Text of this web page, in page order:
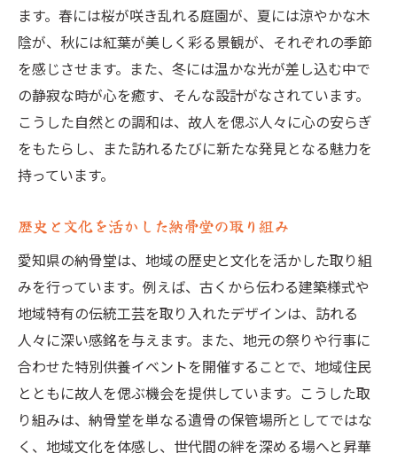
ます。春には桜が咲き乱れる庭園が、夏には涼やかな木
陰が、秋には紅葉が美しく彩る景観が、それぞれの季節
を感じさせます。また、冬には温かな光が差し込む中で
の静寂な時が心を癒す、そんな設計がなされています。
こうした自然との調和は、故人を偲ぶ人々に心の安らぎ
をもたらし、また訪れるたびに新たな発見となる魅力を
持っています。
歴史と文化を活かした納骨堂の取り組み
愛知県の納骨堂は、地域の歴史と文化を活かした取り組
みを行っています。例えば、古くから伝わる建築様式や
地域特有の伝統工芸を取り入れたデザインは、訪れる
人々に深い感銘を与えます。また、地元の祭りや行事に
合わせた特別供養イベントを開催することで、地域住民
とともに故人を偲ぶ機会を提供しています。こうした取
り組みは、納骨堂を単なる遺骨の保管場所としてではな
く、地域文化を体感し、世代間の絆を深める場へと昇華